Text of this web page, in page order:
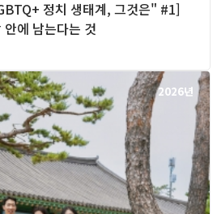
정치 생태계, 그것은" #1]
에 남는다는 것
2026년